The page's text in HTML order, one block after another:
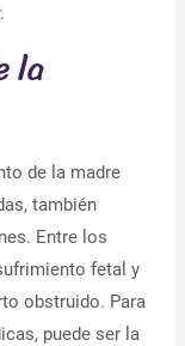
la
de la madre
también
Entre los
fetal y
obstruido. Para
puede ser la